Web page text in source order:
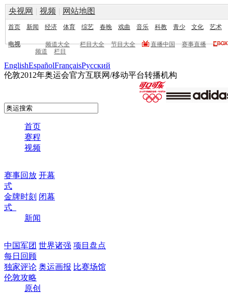
央视网 | 视频 | 网站地图
首页 新闻 经济 体育 综艺 春晚 戏曲 音乐 科教 青少 文化 艺术
电视 频道大全 栏目大全 节目大全 直播中国
赛事直播
频道
栏目
EnglishEspañolFrançaisPусский
伦敦2012年奥运会官方互联网/移动平台转播机构
首页
赛程
视频
赛事回放 开幕
式
金牌时刻 闭幕
式
新闻
中国军团 世界诸强 项目盘点
每日回顾
独家评论 奥运画报 比赛场馆
伦敦攻略
原创